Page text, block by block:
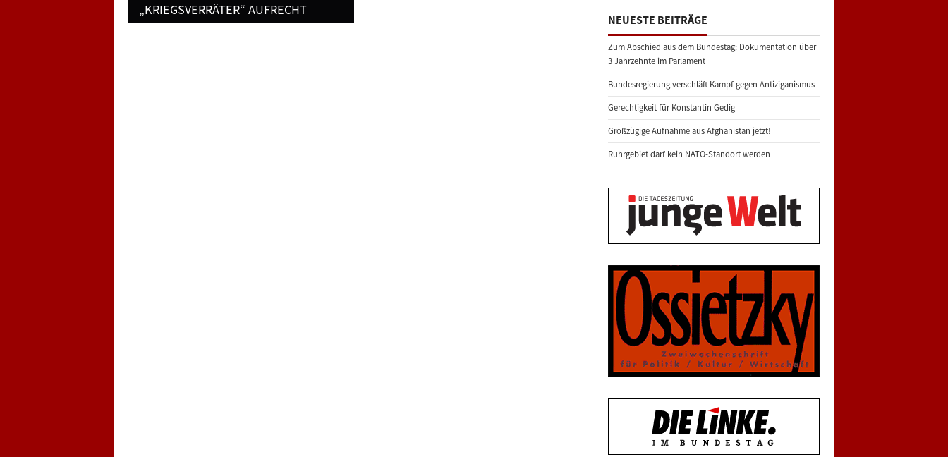
„KRIEGSVERRÄTER“ AUFRECHT
NEUESTE BEITRÄGE
Zum Abschied aus dem Bundestag: Dokumentation über
3 Jahrzehnte im Parlament
Bundesregierung verschläft Kampf gegen Antiziganismus
Gerechtigkeit für Konstantin Gedig
Großzügige Aufnahme aus Afghanistan jetzt!
Ruhrgebiet darf kein NATO-Standort werden